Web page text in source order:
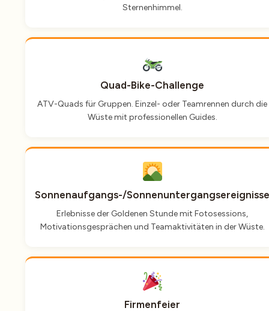
Sternenhimmel.
Quad-Bike-Challenge
ATV-Quads für Gruppen. Einzel- oder Teamrennen durch die
Wüste mit professionellen Guides.
Sonnenaufgangs-/Sonnenuntergangsereignisse
Erlebnisse der Goldenen Stunde mit Fotosessions,
Motivationsgesprächen und Teamaktivitäten in der Wüste.
Firmenfeier